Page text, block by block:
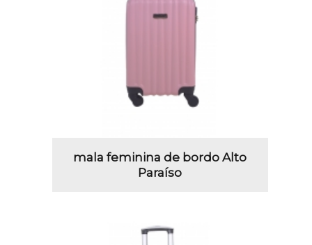
mala feminina de bordo Alto
Paraíso